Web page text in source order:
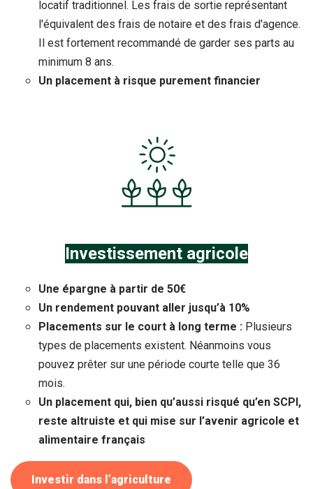
locatif traditionnel. Les frais de sortie représentant
l'équivalent des frais de notaire et des frais d'agence.
Il est fortement recommandé de garder ses parts au
minimum 8 ans.
Un placement à risque purement financier
Investissement agricole
Une épargne à partir de 50€
Un rendement pouvant aller jusqu’à 10%
Placements sur le court à long terme : Plusieurs
types de placements existent. Néanmoins vous
pouvez prêter sur une période courte telle que 36
mois.
Un placement qui, bien qu’aussi risqué qu’en SCPI,
reste altruiste et qui mise sur l’avenir agricole et
alimentaire français
Investir dans l’agriculture